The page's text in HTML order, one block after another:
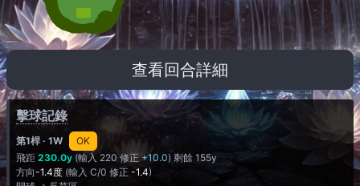
查看回合詳細
擊球記錄
第1桿 · 1W
OK
飛距 230.0y (輸入 220 修正 +10.0) 剩餘 155y
方向-1.4度 (輸入 C/0 修正 -1.4)